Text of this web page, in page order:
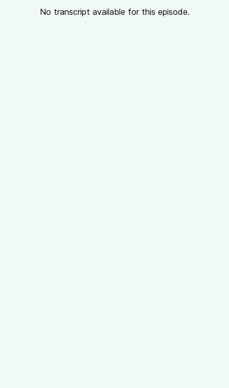
No transcript available for this episode.